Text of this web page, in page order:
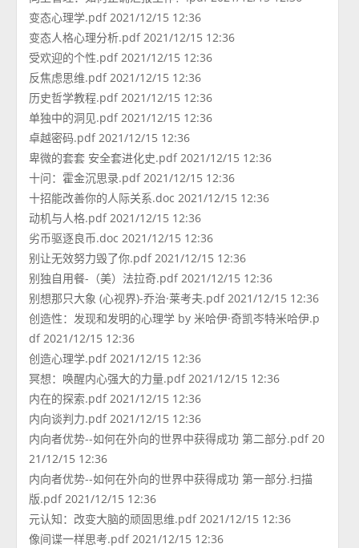
变态心理学.pdf 2021/12/15 12:36
变态人格心理分析.pdf 2021/12/15 12:36
受欢迎的个性.pdf 2021/12/15 12:36
反焦虑思维.pdf 2021/12/15 12:36
历史哲学教程.pdf 2021/12/15 12:36
单独中的洞见.pdf 2021/12/15 12:36
卓越密码.pdf 2021/12/15 12:36
卑微的套套 安全套进化史.pdf 2021/12/15 12:36
十问：霍金沉思录.pdf 2021/12/15 12:36
十招能改善你的人际关系.doc 2021/12/15 12:36
动机与人格.pdf 2021/12/15 12:36
劣币驱逐良币.doc 2021/12/15 12:36
别让无效努力毁了你.pdf 2021/12/15 12:36
别独自用餐-（美）法拉奇.pdf 2021/12/15 12:36
别想那只大象 (心视界)-乔治·莱考夫.pdf 2021/12/15 12:36
创造性：发现和发明的心理学 by 米哈伊·奇凯岑特米哈伊.p
df 2021/12/15 12:36
创造心理学.pdf 2021/12/15 12:36
冥想：唤醒内心强大的力量.pdf 2021/12/15 12:36
内在的探索.pdf 2021/12/15 12:36
内向谈判力.pdf 2021/12/15 12:36
内向者优势--如何在外向的世界中获得成功 第二部分.pdf 20
21/12/15 12:36
内向者优势--如何在外向的世界中获得成功 第一部分.扫描
版.pdf 2021/12/15 12:36
元认知：改变大脑的顽固思维.pdf 2021/12/15 12:36
像间谍一样思考.pdf 2021/12/15 12:36